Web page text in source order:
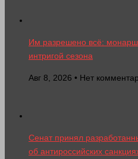
Им разрешено всё:
интригой сезона
Авг 8, 2026 • Нет
Сенат принял
об антироссийских